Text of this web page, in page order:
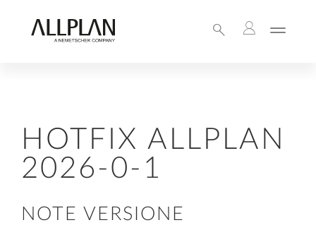
HOTFIX ALLPLAN
2026-0-1
NOTE VERSIONE